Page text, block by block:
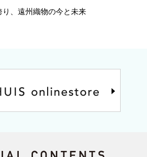
、遠州織物の今と未来